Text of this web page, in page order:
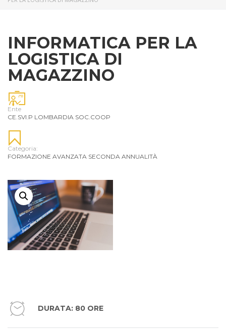
INFORMATICA PER LA
LOGISTICA DI
MAGAZZINO
Ente
CE.SVI.P LOMBARDIA SOC.COOP
Categoria:
FORMAZIONE AVANZATA SECONDA ANNUALITÀ
DURATA: 80 ORE